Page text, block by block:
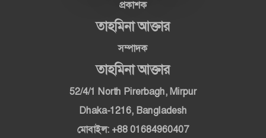
প্রকাশক
তাহমিনা আক্তার
সম্পাদক
তাহমিনা আক্তার
52/4/1 North Pirerbagh, Mirpur
Dhaka-1216, Bangladesh
মোবাইল: +88 01684960407